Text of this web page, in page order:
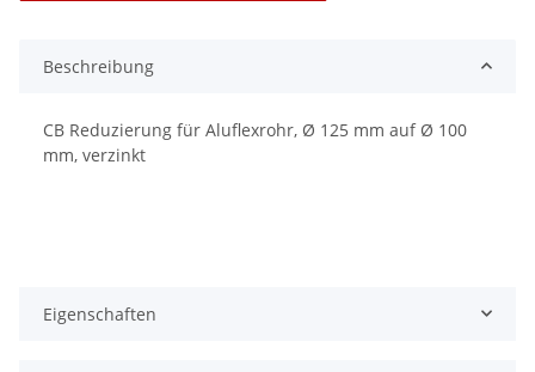
Beschreibung
CB Reduzierung für Aluflexrohr, Ø 125 mm auf Ø 100
mm, verzinkt
Eigenschaften